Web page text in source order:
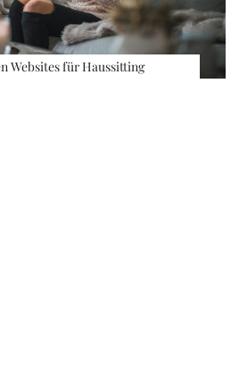
Websites für Haussitting